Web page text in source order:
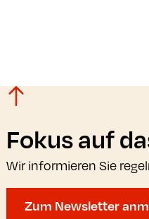
Fokus auf
Wir informieren Sie
Zum Newsletter